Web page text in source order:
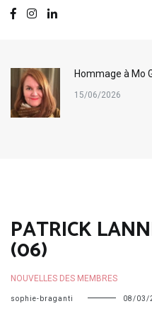
Hommage à Mo
15/06/2026
PATRICK
(06)
NOUVELLES DES MEMBRES
sophie-braganti 08/03/